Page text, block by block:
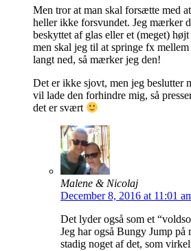
Men tror at man skal forsætte med
heller ikke forsvundet. Jeg mærker
beskyttet af glas eller et (meget)
men skal jeg til at springe fx mellem
langt ned, så mærker jeg den!
Det er ikke sjovt, men jeg beslutter
vil lade den forhindre mig, så
det er svært
Malene & Nicolaj
December 8, 2016 at 11:01
Det lyder også som et
Jeg har også Bungy Jump på
stadig noget af det, som